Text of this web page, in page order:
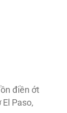
điền ớt
Paso,